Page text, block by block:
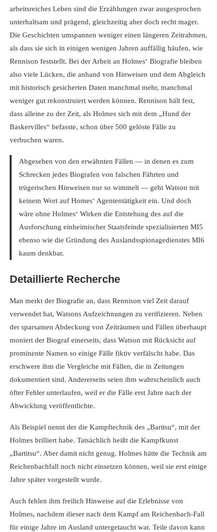
arbeitsreiches Leben sind die Erzählungen zwar ausgesprochen
unterhaltsam und prägend, gleichzeitig aber doch recht mager.
Die Geschichten umspannen weniger einen längeren Zeitrahmen,
als dass sie sich in einigen wenigen Jahren auffällig häufen, wie
Rennison feststellt. Bei der Arbeit an Holmes‘ Biografie bleiben
also viele Lücken, die anhand von Hinweisen und dem Abgleich
mit historisch gesicherten Daten manchmal mehr, manchmal
weniger gut rekonstruiert werden können. Rennison hält fest,
dass alleine zu der Zeit, als Holmes sich mit dem „Hund der
Baskervilles“ befasste, schon über 500 gelöste Fälle zu
verbuchen waren.
Abgesehen von den erwähnten Fällen — in denen es zum
Schrecken jedes Biografen von falschen Fährten und
trügerischen Hinweisen nur so wimmelt — geht Watson mit
keinem Wort auf Homes‘ Agententätigkeit ein. Und doch
wäre ohne Holmes‘ Wirken die Entstehung des auf die
Ausforschung einheimischer Staatsfeinde spezialisierten MI5
ebenso wie die Gründung des Auslandsspionagedienstes MI6
kaum denkbar.
Detaillierte Recherche
Man merkt der Biografie an, dass Rennison viel Zeit darauf
verwendet hat, Watsons Aufzeichnungen zu verifizieren. Neben
der sparsamen Abdeckung von Zeiträumen und Fällen überhaupt
moniert der Biograf einerseits, dass Watson mit Rücksicht auf
prominente Namen so einige Fälle fiktiv verfälscht habe. Das
erschwere ihm die Vergleiche mit Fällen, die in Zeitungen
dokumentiert sind. Andererseits seien ihm wahrscheinlich auch
öfter Fehler unterlaufen, weil er die Fälle erst Jahre nach der
Abwicklung veröffentlichte.
Als Beispiel nennt der die Kampftechnik des „Baritsu“, mit der
Holmes brilliert habe. Tatsächlich heißt die Kampfkunst
„Bartitsu“. Aber damit nicht genug. Holmes hätte die Technik am
Reichenbachfall noch nicht einsetzen können, weil sie erst einige
Jahre später vorgestellt wurde.
Auch fehlen ihm freilich Hinweise auf die Erlebnisse von
Holmes, nachdem dieser nach dem Kampf am Reichenbach-Fall
für einige Jahre im Ausland untergetaucht war. Teile davon kann